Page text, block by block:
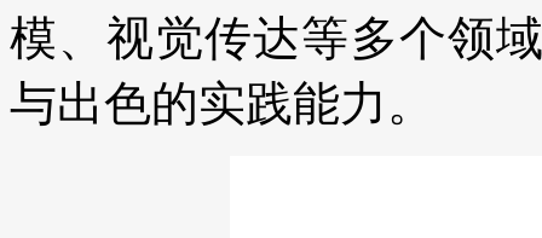
模、视觉传达等多个领
与出色的实践能力。